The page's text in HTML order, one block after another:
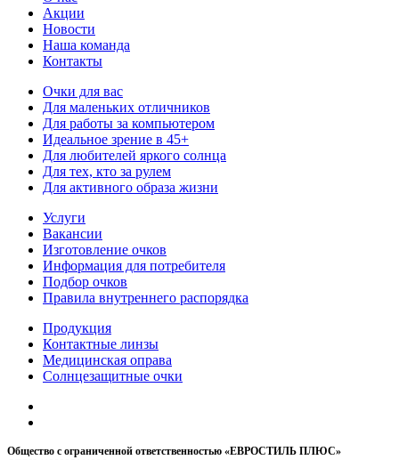
Акции
Новости
Наша команда
Контакты
Очки для вас
Для маленьких отличников
Для работы за компьютером
Идеальное зрение в 45+
Для любителей яркого солнца
Для тех, кто за рулем
Для активного образа жизни
Услуги
Вакансии
Изготовление очков
Информация для потребителя
Подбор очков
Правила внутреннего распорядка
Продукция
Контактные линзы
Медицинская оправа
Солнцезащитные очки
Общество с ограниченной ответственностью «ЕВРОСТИЛЬ ПЛЮС»